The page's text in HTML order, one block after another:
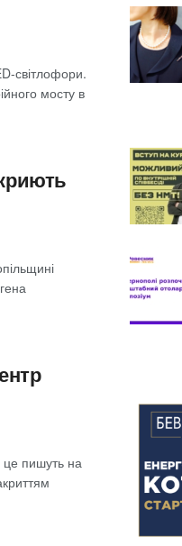
світлофори.
мосту в
це пишуть на